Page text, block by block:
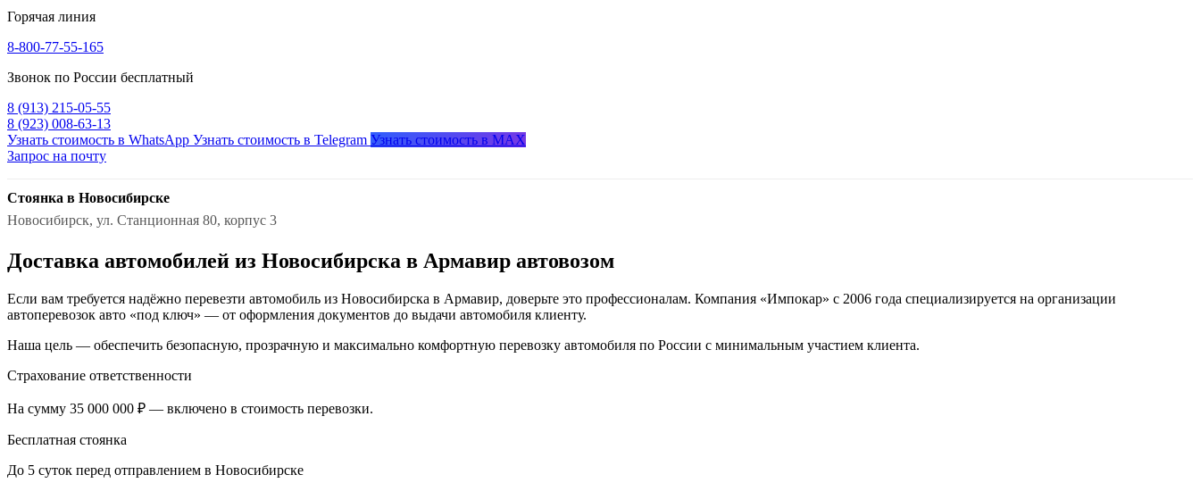
Горячая линия
8-800-77-55-165
Звонок по России бесплатный
8 (913) 215-05-55
8 (923) 008-63-13
Узнать стоимость в WhatsApp Узнать стоимость в Telegram Узнать стоимость в MAX
Запрос на почту
Стоянка в Новосибирске
Новосибирск, ул. Станционная 80, корпус 3
Доставка автомобилей из Новосибирска в Армавир автовозом
Если вам требуется надёжно перевезти автомобиль из Новосибирска в Армавир, доверьте это профессионалам. Компания «Импокар» с 2006 года специализируется на организации
автоперевозок авто «под ключ» — от оформления документов до выдачи автомобиля клиенту.
Наша цель — обеспечить безопасную, прозрачную и максимально комфортную перевозку автомобиля по России с минимальным участием клиента.
Страхование ответственности
На сумму 35 000 000 ₽ — включено в стоимость перевозки.
Бесплатная стоянка
До 5 суток перед отправлением в Новосибирске